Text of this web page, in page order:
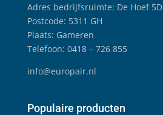
Adres bedrijfsruimte: De Hoef 5D
Postcode: 5311 GH
Plaats: Gameren
Telefoon: 0418 – 726 855
info@europair.nl
Populaire producten